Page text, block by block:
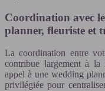
Coordination avec
planner, fleuriste et
La coordination entre
contribue largement à
appel à une wedding
privilégiée pour